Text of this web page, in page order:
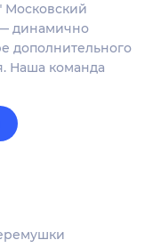
динамично
дополнительного
Наша команда